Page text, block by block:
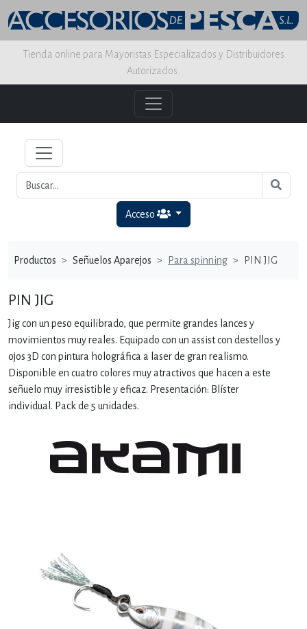
Tienda online para Mayoristas Especializados y Distribuidores
Autorizados.
Acceso
Productos Señuelos Aparejos Para spinning PIN JIG
PIN JIG
Jig con un peso equilibrado, que permite grandes lances y
movimientos muy reales. Equipado con un assist con destellos y
ojos 3D con pintura holográfica a laser de gran realismo.
Disponible en cuatro colores muy atractivos que hacen a este
señuelo muy irresistible y eficaz. Presentación: Blíster
individual. Pack de 5 unidades.